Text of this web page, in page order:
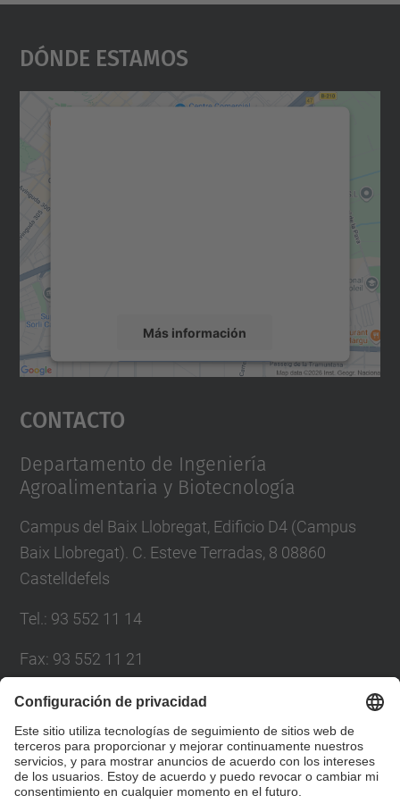
Dónde Estamos
Más información
Aceptar
powered by
Contacto
Departamento de Ingeniería
Agroalimentaria y Biotecnología
Campus del Baix Llobregat, Edificio D4 (Campus
Baix Llobregat). C. Esteve Terradas, 8 08860
Castelldefels
Tel. : 93 552 11 14
Fax: 93 552 11 21
Correo:administracio.deab@upc.edu
Directorio UPC
Formulario de contacto